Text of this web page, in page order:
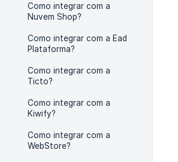
Como integrar com a
Nuvem Shop?
Como integrar com a Ead
Plataforma?
Como integrar com a
Ticto?
Como integrar com a
Kiwify?
Como integrar com a
WebStore?